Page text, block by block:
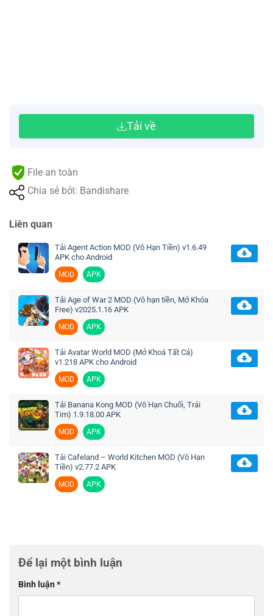
Tải về
File an toàn
Chia sẻ bởi: Bandishare
Liên quan
Tải Agent Action MOD (Vô Hạn Tiền) v1.6.49
APK cho Android
MOD APK
Tải Age of War 2 MOD (Vô hạn tiền, Mở Khóa
Free) v2025.1.16 APK
MOD APK
Tải Avatar World MOD (Mở Khoá Tất Cả)
v1.218 APK cho Android
MOD APK
Tải Banana Kong MOD (Vô Hạn Chuối, Trái
Tim) 1.9.18.00 APK
MOD APK
Tải Cafeland – World Kitchen MOD (Vô Hạn
Tiền) v2.77.2 APK
MOD APK
Để lại một bình luận
Bình luận*